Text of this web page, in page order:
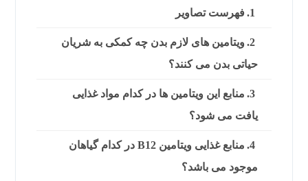
فهرست تصاویر
ویتامین های لازم بدن چه کمکی به شریان
حیاتی بدن می کنند؟
منابع این ویتامین ها در کدام مواد غذایی
یافت می شود؟
منابع غذایی ویتامین B12 در کدام گیاهان
موجود می باشد؟